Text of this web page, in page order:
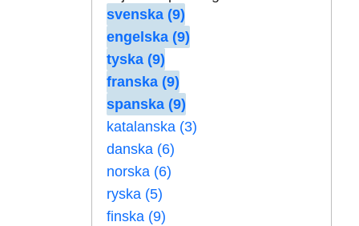
svenska (9)
engelska (9)
tyska (9)
franska (9)
spanska (9)
katalanska (3)
danska (6)
norska (6)
ryska (5)
finska (9)